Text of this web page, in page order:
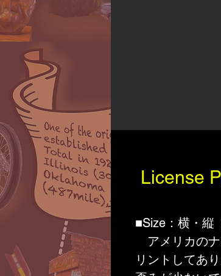
License
■Size：横・縦
アメリカのナ
リントしてあ